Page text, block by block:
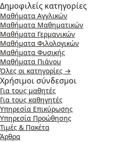
Δημοφιλείς κατηγορίες
Μαθήματα Αγγλικών
Μαθήματα Μαθηματικών
Μαθήματα Γερμανικών
Μαθήματα Φιλολογικών
Μαθήματα Φυσικής
Μαθήματα Πιάνου
Όλες οι κατηγορίες →
Χρήσιμοι σύνδεσμοι
Για τους μαθητές
Για τους καθηγητές
Υπηρεσία Επικύρωσης
Υπηρεσία Προώθησης
Τιμές & Πακέτα
Άρθρα